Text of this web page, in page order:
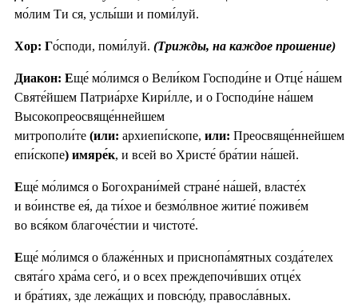
мо́лим Ти ся, услы́ши и поми́луй.
Хор: Го́споди, поми́луй. (Трижды, на каждое прошение)
Диакон: Еще́ мо́лимся о Вели́ком Господи́не и Отце́ на́шем
Святе́йшем Патриа́рхе Кири́лле, и о Господи́не на́шем
Высокопреосвяще́ннейшем
митрополи́те (или: архиепи́скопе, или: Преосвяще́ннейшем
епи́скопе) имяре́к, и всей во Христе́ бра́тии на́шей.
Еще́ мо́лимся о Богохрани́мей стране́ на́шей, власте́х
и во́инстве ея́, да ти́хое и безмо́лвное житие́ поживе́м
во вся́ком благоче́стии и чистоте́.
Еще́ мо́лимся о блаже́нных и приснопа́мятных созда́телех
свята́го хра́ма сего́, и о всех преждепочи́вших отце́х
и бра́тиях, зде лежа́щих и повсю́ду, правосла́вных.